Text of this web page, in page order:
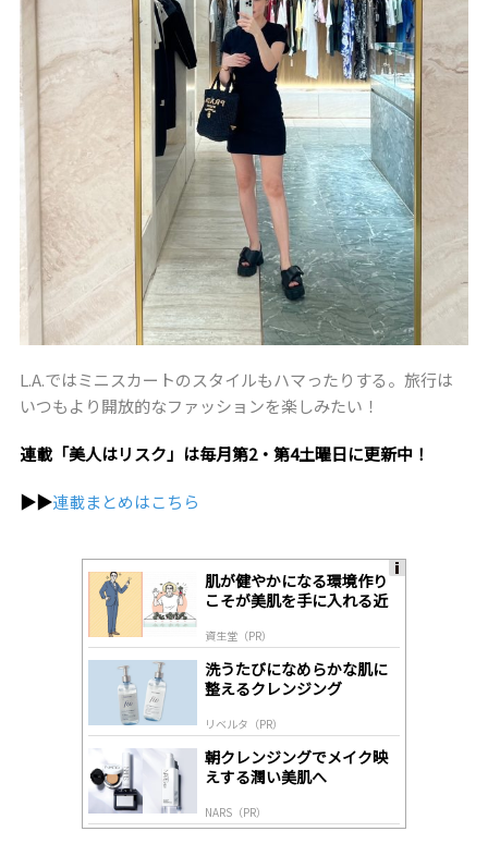
L.A.ではミニスカートのスタイルもハマったりする。旅行は
いつもより開放的なファッションを楽しみたい！
連載「美人はリスク」は毎月第2・第4土曜日に更新中！
▶︎▶︎連載まとめはこちら
肌が健やかになる環境作り
こそが美肌を手に入れる近
資生堂（PR）
洗うたびになめらかな肌に
整えるクレンジング
リベルタ（PR）
朝クレンジングでメイク映
えする潤い美肌へ
NARS（PR）